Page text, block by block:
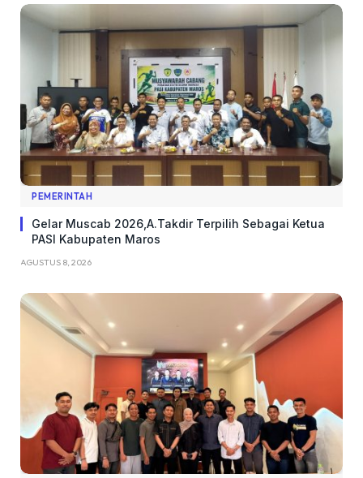
PEMERINTAH
Gelar Muscab 2026,A.Takdir Terpilih Sebagai Ketua
PASI Kabupaten Maros
AGUSTUS 8, 2026